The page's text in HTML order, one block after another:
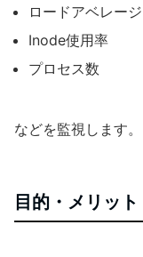
ロードアベレージ
Inode使用率
プロセス数
などを監視します。
目的・メリット